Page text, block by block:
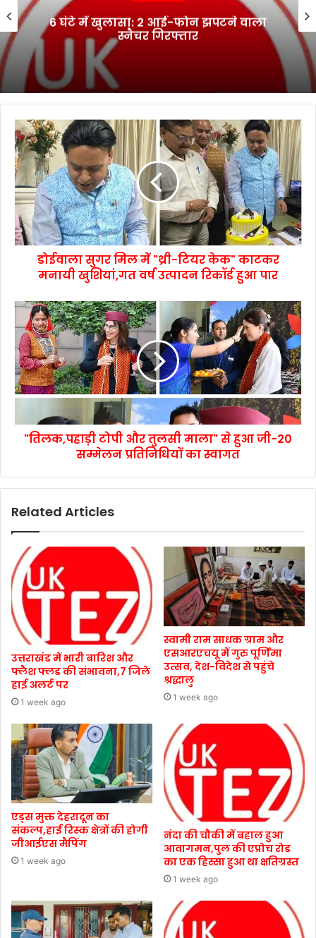
6 घंटे में खुलासा: 2 आई-फोन झपटने वाला
स्नैचर गिरफ्तार
डोईवाला सुगर मिल में "थ्री-टियर केक" काटकर
मनायी खुशियां,गत वर्ष उत्पादन रिकॉर्ड हुआ पार
"तिलक,पहाड़ी टोपी और तुलसी माला" से हुआ जी-20
सम्मेलन प्रतिनिधियों का स्वागत
Related Articles
उत्तराखंड में भारी बारिश और
फ्लैश फ्लड की संभावना,7 जिले
हाई अलर्ट पर
1 week ago
स्वामी राम साधक ग्राम और
एसआरएचयू में गुरु पूर्णिमा
उत्सव, देश-विदेश से पहुंचे
श्रद्धालु
1 week ago
एड्स मुक्त देहरादून का
संकल्प,हाई रिस्क क्षेत्रों की होगी
जीआईएस मैपिंग
1 week ago
नंदा की चौकी में बहाल हुआ
आवागमन,पुल की एप्रोच रोड
का एक हिस्सा हुआ था क्षतिग्रस्त
1 week ago